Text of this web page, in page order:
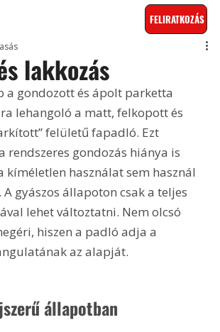
FELIRATKOZÁS
lakkozás
a gondozott és ápolt parketta
lehangoló a matt, felkopott és
felületű fapadló. Ezt
rendszeres gondozás hiánya is
kíméletlen használat sem használ
gyászos állapoton csak a teljes
lehet változtatni. Nem olcsó
hiszen a padló adja a
az alapját.
állapotban